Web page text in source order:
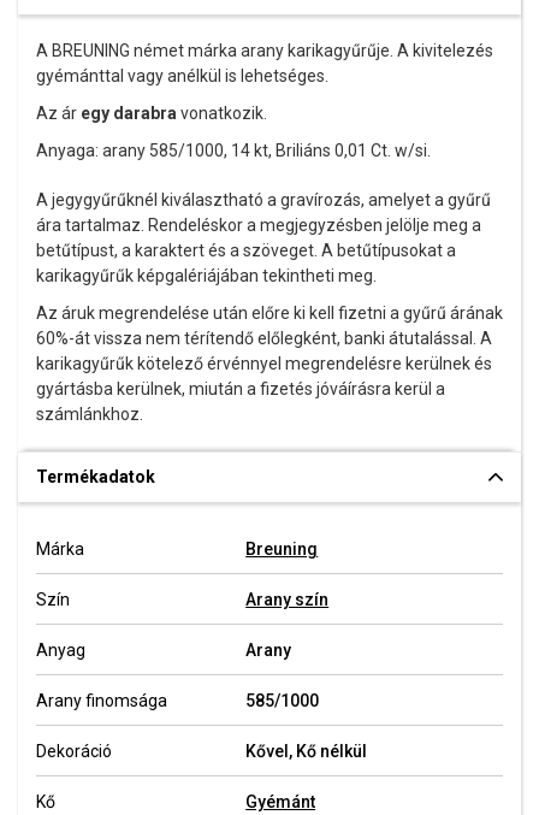
A BREUNING német márka arany karikagyűrűje. A kivitelezés
gyémánttal vagy anélkül is lehetséges.
Az ár egy darabra vonatkozik.
Anyaga: arany 585/1000, 14 kt, Briliáns 0,01 Ct. w/si.
A jegygyűrűknél kiválasztható a gravírozás, amelyet a gyűrű
ára tartalmaz. Rendeléskor a megjegyzésben jelölje meg a
betűtípust, a karaktert és a szöveget. A betűtípusokat a
karikagyűrűk képgalériájában tekintheti meg.
Az áruk megrendelése után előre ki kell fizetni a gyűrű árának
60%-át vissza nem térítendő előlegként, banki átutalással. A
karikagyűrűk kötelező érvénnyel megrendelésre kerülnek és
gyártásba kerülnek, miután a fizetés jóváírásra kerül a
számlánkhoz.
Termékadatok
Márka Breuning
Szín Arany szín
Anyag Arany
Arany finomsága 585/1000
Dekoráció Kővel, Kő nélkül
Kő Gyémánt